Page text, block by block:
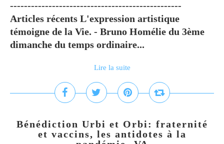
-------------------------------------------------
Articles récents L'expression artistique
témoigne de la Vie. - Bruno Homélie du 3ème
dimanche du temps ordinaire...
Lire la suite
Bénédiction Urbi et Orbi: fraternité
et vaccins, les antidotes à la